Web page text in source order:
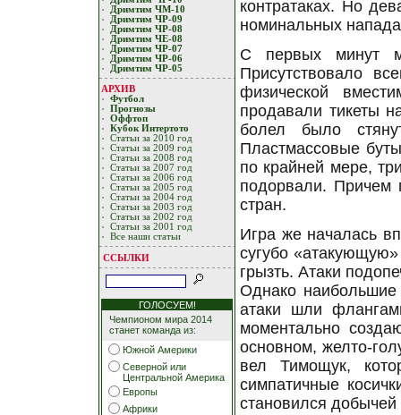
Дримтим ЧМ-10
Дримтим ЧР-09
Дримтим ЧР-08
Дримтим ЧЕ-08
Дримтим ЧР-07
Дримтим ЧР-06
Дримтим ЧР-05
АРХИВ
Футбол
Прогнозы
Оффтоп
Кубoк Интертoтo
Статьи за 2010 год
Статьи за 2009 год
Статьи за 2008 год
Статьи за 2007 год
Статьи за 2006 год
Статьи за 2005 год
Статьи за 2004 год
Статьи за 2003 год
Статьи за 2002 год
Статьи за 2001 год
Все наши статьи
ССЫЛКИ
ГОЛОСУЕМ!
Чемпионом мира 2014
станет команда из:
Южной Америки
Северной или
Центральной Америка
Европы
Африки
контратаках. Но
номинальных
С первых минут
Присутствовало
физической
продавали тикеты
болел было
Пластмассовые
по крайней мере,
подорвали. Причем
стран.
Игра же началась
сугубо
грызть. Атаки
Однако наибольшие
атаки шли
моментально
основном, желто-
вел Тимощук,
симпатичные
становился добычей